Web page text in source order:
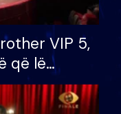
VIP 5,
që lë
për